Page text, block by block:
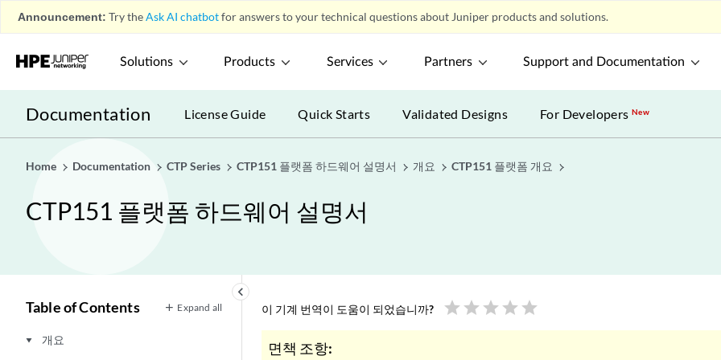
Announcement: Try theAsk AI chatbotfor answers to your technical questions about Juniper products and solutions.
Solutions Products Services Partners Support and Documentation
Documentation License Guide Quick Starts Validated Designs For DevelopersNew
Home Documentation CTP Series CTP151 플랫폼 하드웨어 설명서 개요 CTP151 플랫폼 개요
CTP151 플랫폼 하드웨어 설명서
keyboard_arrow_left
Table of Contents Expand all
play_arrow 개요
이 기계 번역이 도움이 되었습니까? star star star star star
면책 조항: